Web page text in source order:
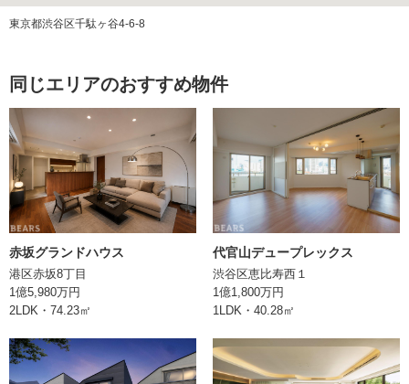
管理方式
修繕積立金
ペット飼育 不可
エレベーター あり
構造 RC(鉄筋コンクリート)造
土地権利
現況
引渡
取引形態 媒介
東京都渋谷区千駄ヶ谷4-6-8
同じエリアのおすすめ物件
赤坂グランドハウス
港区赤坂8丁目
1億5,980万円
2LDK・74.23㎡
代官山デュープレックス
渋谷区恵比寿西１
1億1,800万円
1LDK・40.28㎡